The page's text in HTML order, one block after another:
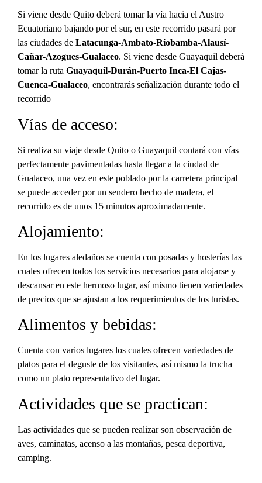
Si viene desde Quito deberá tomar la vía hacia el Austro
Ecuatoriano bajando por el sur, en este recorrido pasará por
las ciudades de Latacunga-Ambato-Riobamba-Alausí-
Cañar-Azogues-Gualaceo. Si viene desde Guayaquil deberá
tomar la ruta Guayaquil-Durán-Puerto Inca-El Cajas-
Cuenca-Gualaceo, encontrarás señalización durante todo el
recorrido
Vías de acceso:
Si realiza su viaje desde Quito o Guayaquil contará con vías
perfectamente pavimentadas hasta llegar a la ciudad de
Gualaceo, una vez en este poblado por la carretera principal
se puede acceder por un sendero hecho de madera, el
recorrido es de unos 15 minutos aproximadamente.
Alojamiento:
En los lugares aledaños se cuenta con posadas y hosterías las
cuales ofrecen todos los servicios necesarios para alojarse y
descansar en este hermoso lugar, así mismo tienen variedades
de precios que se ajustan a los requerimientos de los turistas.
Alimentos y bebidas:
Cuenta con varios lugares los cuales ofrecen variedades de
platos para el deguste de los visitantes, así mismo la trucha
como un plato representativo del lugar.
Actividades que se practican:
Las actividades que se pueden realizar son observación de
aves, caminatas, acenso a las montañas, pesca deportiva,
camping.